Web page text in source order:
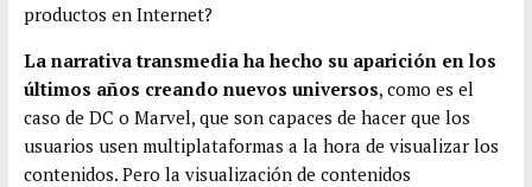
productos en Internet?
La narrativa transmedia ha hecho su aparición en los
últimos años creando nuevos universos, como es el
caso de DC o Marvel, que son capaces de hacer que los
usuarios usen multiplataformas a la hora de visualizar los
contenidos. Pero la visualización de contenidos